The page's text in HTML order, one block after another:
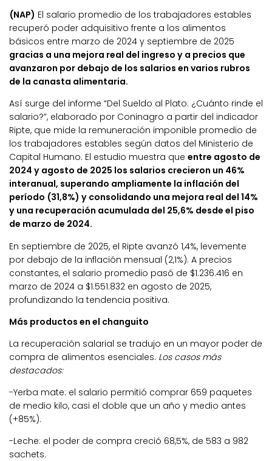
(NAP) El salario promedio de los trabajadores estables
recuperó poder adquisitivo frente a los alimentos
básicos entre marzo de 2024 y septiembre de 2025
gracias a una mejora real del ingreso y a precios que
avanzaron por debajo de los salarios en varios rubros
de la canasta alimentaria.
Así surge del informe “Del Sueldo al Plato: ¿Cuánto rinde el
salario?”, elaborado por Coninagro a partir del indicador
Ripte, que mide la remuneración imponible promedio de
los trabajadores estables según datos del Ministerio de
Capital Humano. El estudio muestra que entre agosto de
2024 y agosto de 2025 los salarios crecieron un 46%
interanual, superando ampliamente la inflación del
período (31,8%) y consolidando una mejora real del 14%
y una recuperación acumulada del 25,6% desde el piso
de marzo de 2024.
En septiembre de 2025, el Ripte avanzó 1,4%, levemente
por debajo de la inflación mensual (2,1%). A precios
constantes, el salario promedio pasó de $1.236.416 en
marzo de 2024 a $1.551.832 en agosto de 2025,
profundizando la tendencia positiva.
Más productos en el changuito
La recuperación salarial se tradujo en un mayor poder de
compra de alimentos esenciales. Los casos más
destacados:
-Yerba mate: el salario permitió comprar 659 paquetes
de medio kilo, casi el doble que un año y medio antes
(+85%).
-Leche: el poder de compra creció 68,5%, de 583 a 982
sachets.